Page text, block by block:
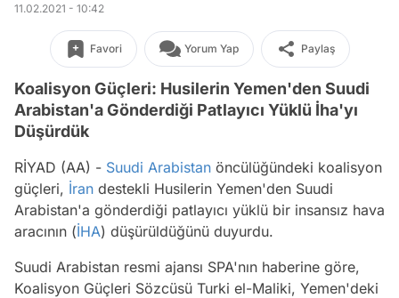
11.02.2021 - 10:42
Favori Yorum Yap Paylaş
Koalisyon Güçleri: Husilerin Yemen'den Suudi
Arabistan'a Gönderdiği Patlayıcı Yüklü İha'yı
Düşürdük
RİYAD (AA) - Suudi Arabistan öncülüğündeki koalisyon
güçleri, İran destekli Husilerin Yemen'den Suudi
Arabistan'a gönderdiği patlayıcı yüklü bir insansız hava
aracının (İHA) düşürüldüğünü duyurdu.
Suudi Arabistan resmi ajansı SPA'nın haberine göre,
Koalisyon Güçleri Sözcüsü Turki el-Maliki, Yemen'deki